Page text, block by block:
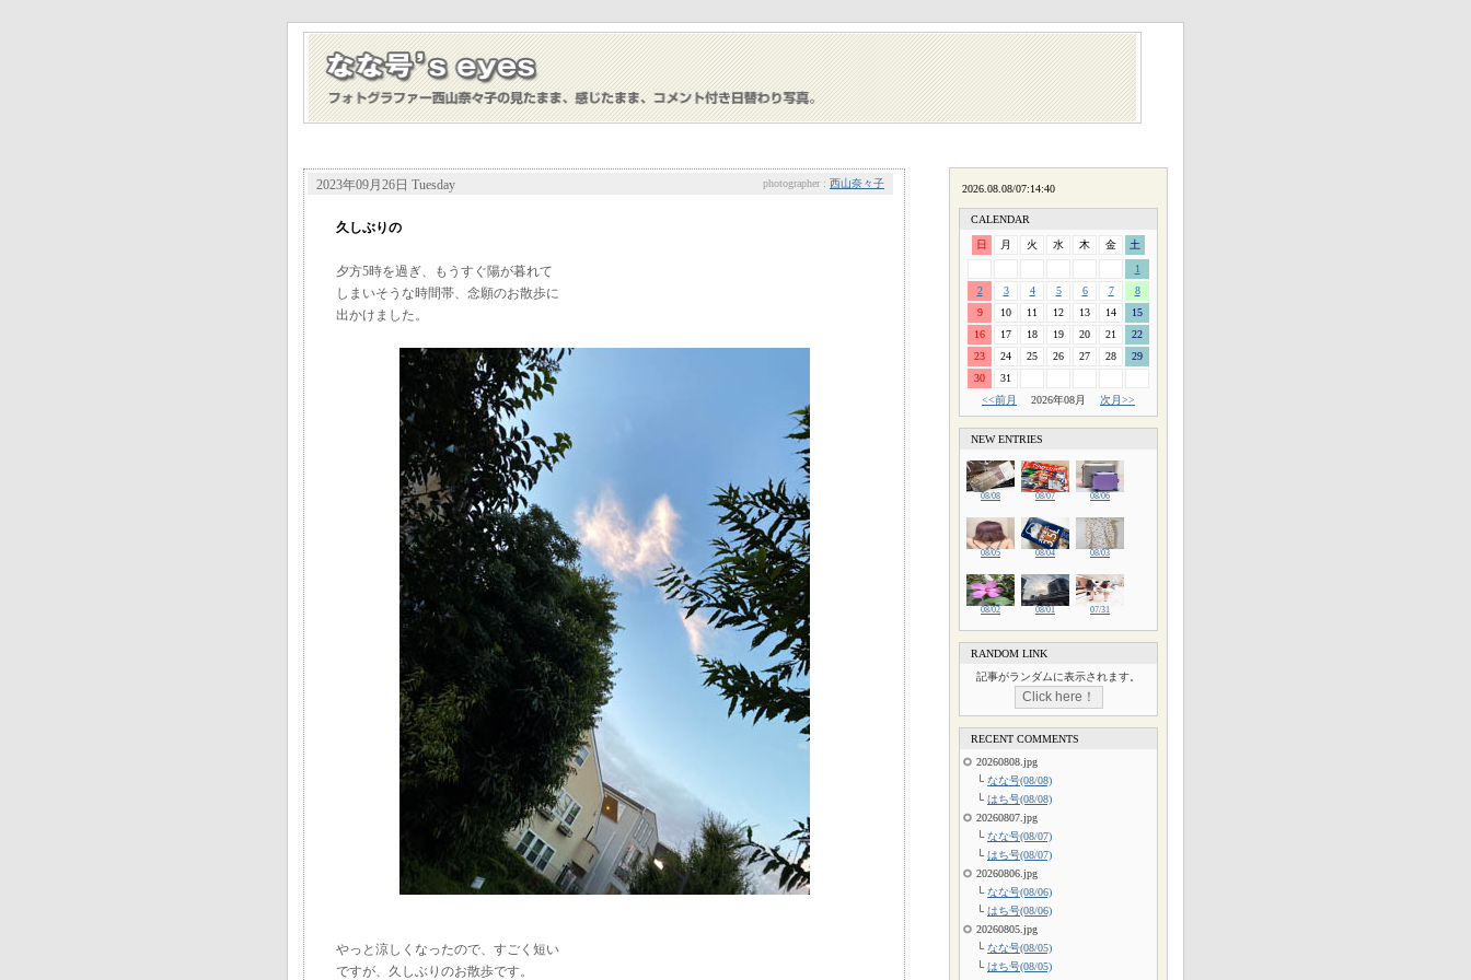
2023年09月26日 Tuesday photographer : 西山奈々子
久しぶりの
夕方5時を過ぎ、もうすぐ陽が暮れて
しまいそうな時間帯、念願のお散歩に
出かけました。
やっと涼しくなったので、すごく短い
ですが、久しぶりのお散歩です。
CALENDAR
日 月 火 水 木 金
土
1
2
3 4 5 6 7
8
9
10 11 12 13 14
15
16
17 18 19 20 21
22
23
24 25 26 27 28
29
30
31
<<前月
2026年08月 次月>>
NEW ENTRIES
08/08 08/07 08/06
08/05 08/04 08/03
08/02 08/01 07/31
RANDOM LINK
記事がランダムに表示されます。
RECENT COMMENTS
20260808.jpg
└ なな号(08/08)
└ はち号(08/08)
20260807.jpg
└ なな号(08/07)
└ はち号(08/07)
20260806.jpg
└ なな号(08/06)
└ はち号(08/06)
20260805.jpg
└ なな号(08/05)
└ はち号(08/05)